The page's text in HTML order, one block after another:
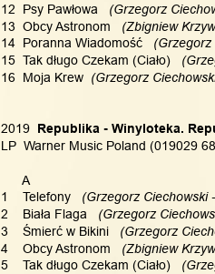
12  Psy Pawłowa
(Grzegorz
13  Obcy Astronom
(Zbigniew
14  Poranna Wiadomość
15  Tak długo Czekam (Ciało)
16  Moja Krew
(Grzegorz
2019
Republika - Winyloteka.
LP  Warner Music Poland (019029
      A
1    Telefony
(Grzegorz
2    Biała Flaga
(Grzegorz
3    Śmierć w Bikini
(Grzegorz
4    Obcy Astronom
(Zbigniew
5    Tak długo Czekam (Ciało)